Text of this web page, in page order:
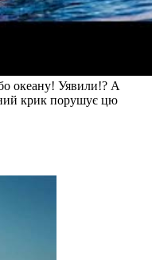
океану! Уявили!? А
крик порушує цю